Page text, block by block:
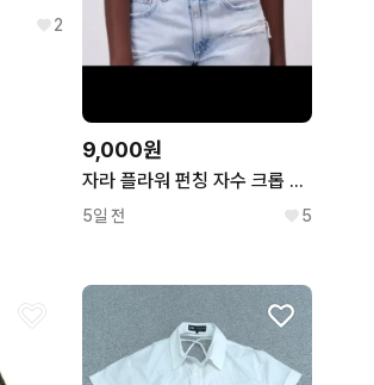
2
9,000원
자라 플라워 펀칭 자수 크롭 블라우스 xs
5일 전 5